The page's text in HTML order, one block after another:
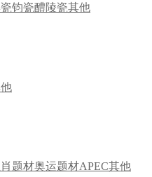
钧瓷醴陵瓷其他
题材奥运题材APEC其他